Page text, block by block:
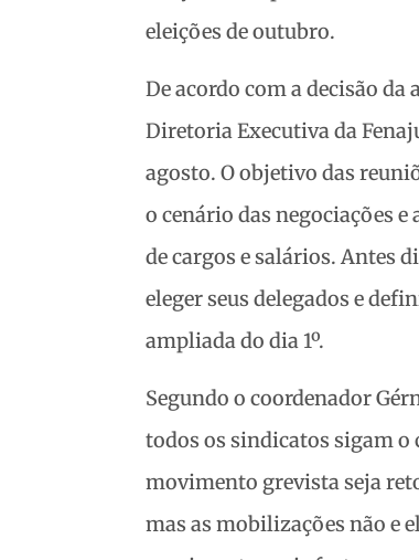
eleições de outubro.
De acordo com a decisão da
Diretoria Executiva da
agosto. O objetivo das
o cenário das negociações
de cargos e salários. Antes
eleger seus delegados e
ampliada do dia 1º.
Segundo o coordenador
todos os sindicatos sigam o
movimento grevista seja
mas as mobilizações não e